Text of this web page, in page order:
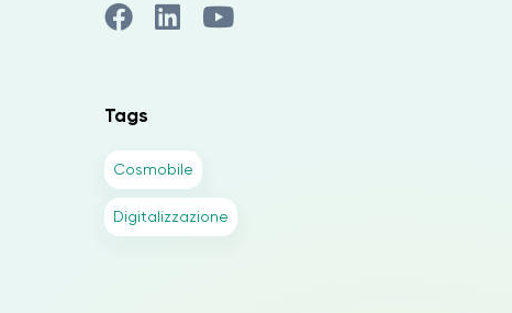
Tags
Cosmobile
Digitalizzazione